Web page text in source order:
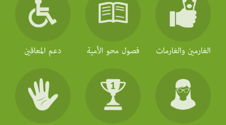
الغارمين والغارمات فصول محو الأمية دعم المعاقين